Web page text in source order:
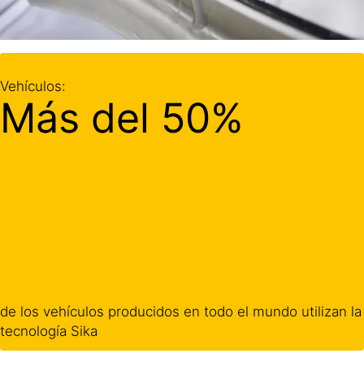
Vehículos:
Más del 50%
de los vehículos producidos en todo el mundo utilizan la
tecnología Sika